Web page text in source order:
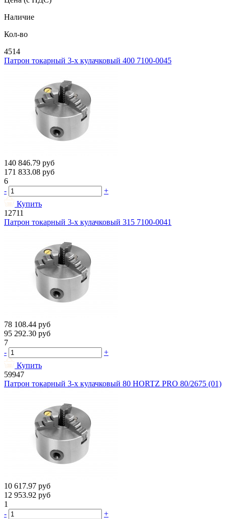
Наличие
Кол-во
4514
Патрон токарный 3-х кулачковый 400 7100-0045
140 846.79 руб
171 833.08 руб
6
-
+
Купить
12711
Патрон токарный 3-х кулачковый 315 7100-0041
78 108.44 руб
95 292.30 руб
7
-
+
Купить
59947
Патрон токарный 3-х кулачковый 80 HORTZ PRO 80/2675 (01)
10 617.97 руб
12 953.92 руб
1
-
+